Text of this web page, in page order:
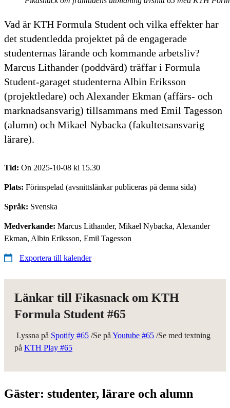
Vad är KTH Formula Student och vilka effekter har
det studentledda projektet på de engagerade
studenternas lärande och kommande arbetsliv?
Marcus Lithander (poddvärd) träffar i Formula
Student-garaget studenterna Albin Eriksson
(projektledare) och Alexander Ekman (affärs- och
marknadsansvarig) tillsammans med Emil Tagesson
(alumn) och Mikael Nybacka (fakultetsansvarig
lärare).
Tid: On 2025-10-08 kl 15.30
Plats: Förinspelad (avsnittslänkar publiceras på denna sida)
Språk: Svenska
Medverkande: Marcus Lithander, Mikael Nybacka, Alexander
Ekman, Albin Eriksson, Emil Tagesson
Exportera till kalender
Länkar till Fikasnack om KTH
Formula Student #65
Lyssna på Spotify #65 /Se på Youtube #65 /Se med textning
på KTH Play #65
Gäster: studenter, lärare och alumn